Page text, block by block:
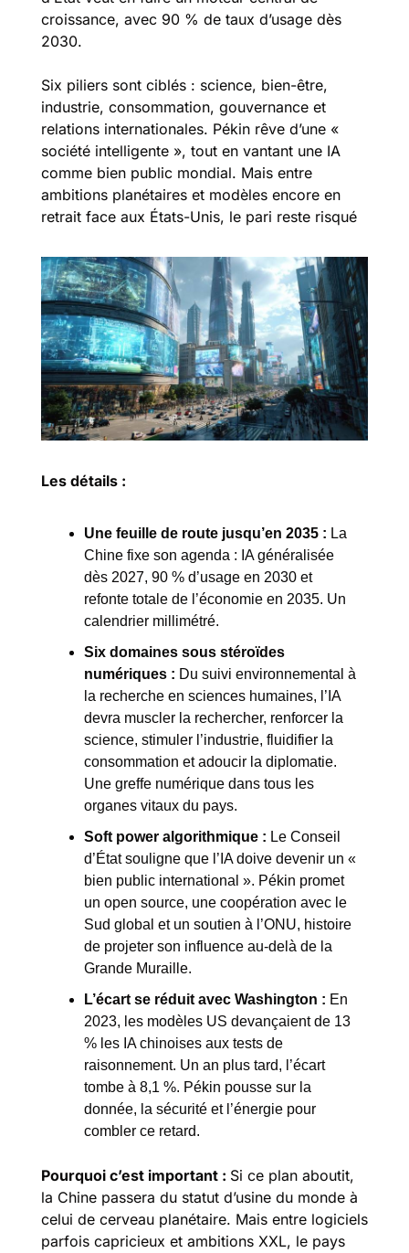
croissance, avec 90 % de taux d’usage dès
2030.
Six piliers sont ciblés : science, bien-être,
industrie, consommation, gouvernance et
relations internationales. Pékin rêve d’une «
société intelligente », tout en vantant une IA
comme bien public mondial. Mais entre
ambitions planétaires et modèles encore en
retrait face aux États-Unis, le pari reste risqué
Les détails :
Une feuille de route jusqu’en 2035 : La
Chine fixe son agenda : IA généralisée
dès 2027, 90 % d’usage en 2030 et
refonte totale de l’économie en 2035. Un
calendrier millimétré.
Six domaines sous stéroïdes
numériques : Du suivi environnemental à
la recherche en sciences humaines, l’IA
devra muscler la rechercher, renforcer la
science, stimuler l’industrie, fluidifier la
consommation et adoucir la diplomatie.
Une greffe numérique dans tous les
organes vitaux du pays.
Soft power algorithmique : Le Conseil
d’État souligne que l’IA doive devenir un «
bien public international ». Pékin promet
un open source, une coopération avec le
Sud global et un soutien à l’ONU, histoire
de projeter son influence au-delà de la
Grande Muraille.
L’écart se réduit avec Washington : En
2023, les modèles US devançaient de 13
% les IA chinoises aux tests de
raisonnement. Un an plus tard, l’écart
tombe à 8,1 %. Pékin pousse sur la
donnée, la sécurité et l’énergie pour
combler ce retard.
Pourquoi c’est important : Si ce plan aboutit,
la Chine passera du statut d’usine du monde à
celui de cerveau planétaire. Mais entre logiciels
parfois capricieux et ambitions XXL, le pays